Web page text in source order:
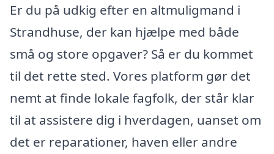
Er du på udkig efter en altmuligmand i
Strandhuse, der kan hjælpe med både
små og store opgaver? Så er du kommet
til det rette sted. Vores platform gør det
nemt at finde lokale fagfolk, der står klar
til at assistere dig i hverdagen, uanset om
det er reparationer, haven eller andre